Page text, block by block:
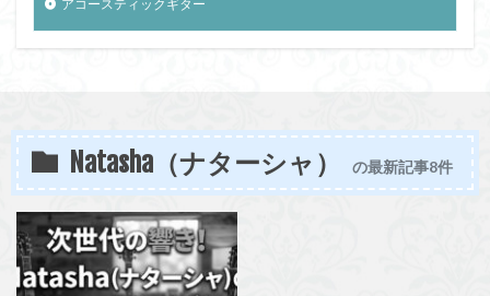
アコースティックギター
Natasha（ナターシャ） の最新記事8件